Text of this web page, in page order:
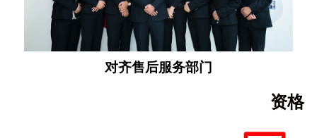
对齐售后服务部门
资格